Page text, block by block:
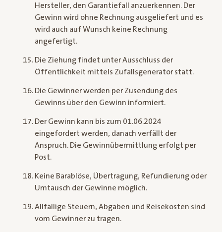
Hersteller, den Garantiefall anzuerkennen. Der
Gewinn wird ohne Rechnung ausgeliefert und es
wird auch auf Wunsch keine Rechnung
angefertigt.
Die Ziehung findet unter Ausschluss der
Öffentlichkeit mittels Zufallsgenerator statt.
Die Gewinner werden per Zusendung des
Gewinns über den Gewinn informiert.
Der Gewinn kann bis zum 01.06.2024
eingefordert werden, danach verfällt der
Anspruch. Die Gewinnübermittlung erfolgt per
Post.
Keine Barablöse, Übertragung, Refundierung oder
Umtausch der Gewinne möglich.
Allfällige Steuern, Abgaben und Reisekosten sind
vom Gewinner zu tragen.